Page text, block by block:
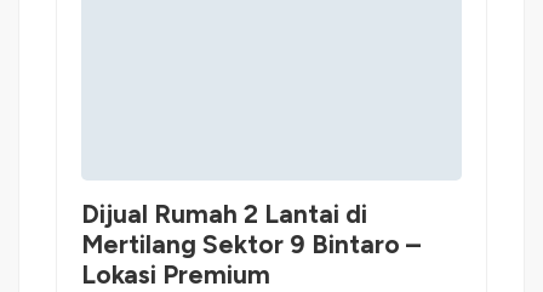
Dijual Rumah 2 Lantai di
Mertilang Sektor 9 Bintaro –
Lokasi Premium